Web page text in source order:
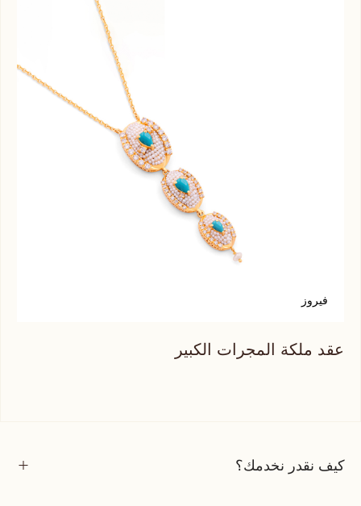
فيروز
عقد ملكة المجرات الكبير
كيف نقدر نخدمك؟